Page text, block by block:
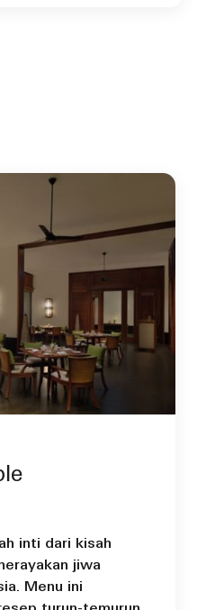
inti dari kisah
jiwa
Menu ini